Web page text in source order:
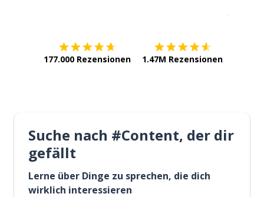
177.000 Rezensionen 1.47M Rezensionen
Suche nach #Content, der dir
gefällt
Lerne über Dinge zu sprechen, die dich
wirklich interessieren